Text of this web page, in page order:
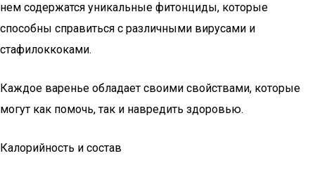
нем содержатся уникальные фитонциды, которые
способны справиться с различными вирусами и
стафилоккоками.
Каждое варенье обладает своими свойствами, которые
могут как помочь, так и навредить здоровью.
Калорийность и состав